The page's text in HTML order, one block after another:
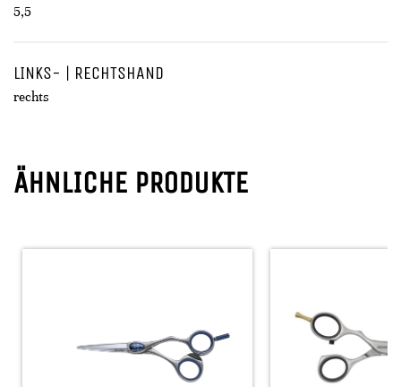
5,5
LINKS- | RECHTSHAND
rechts
ÄHNLICHE PRODUKTE